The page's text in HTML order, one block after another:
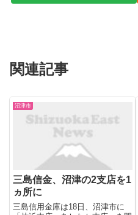
関連記事
沼津市
三島信金、沼津の2支店を1
ヵ所に
三島信用金庫は18日、沼津市に